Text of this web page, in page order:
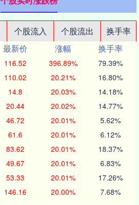
个股流入 个股流出
换手率
最新价 涨幅
换手率
116.52 396.89% 79.39%
110.02 20.21% 16.80%
14.8 20.03% 14.18%
20.44 20.02% 14.77%
46.72 20.01% 5.62%
61.6 20.01% 6.12%
83.62 20.01% 18.37%
49.67 20.01% 6.83%
53.33 20.01% 17.26%
146.16 20.00% 7.68%